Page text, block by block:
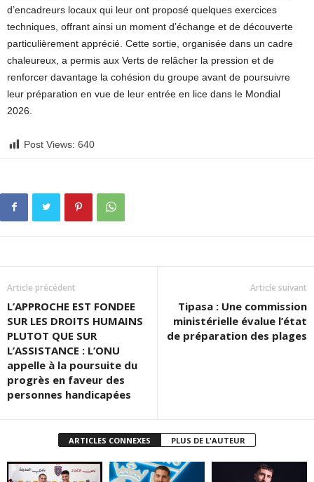
d’encadreurs locaux qui leur ont proposé quelques exercices
techniques, offrant ainsi un moment d’échange et de découverte
particulièrement apprécié. Cette sortie, organisée dans un cadre
chaleureux, a permis aux Verts de relâcher la pression et de
renforcer davantage la cohésion du groupe avant de poursuivre
leur préparation en vue de leur entrée en lice dans le Mondial
2026.
Post Views: 640
Article précédent
L’APPROCHE EST FONDEE
SUR LES DROITS HUMAINS
PLUTOT QUE SUR
L’ASSISTANCE : L’ONU
appelle à la poursuite du
progrès en faveur des
personnes handicapées
Article suivant
Tipasa : Une commission
ministérielle évalue l’état
de préparation des plages
ARTICLES CONNEXES PLUS DE L'AUTEUR